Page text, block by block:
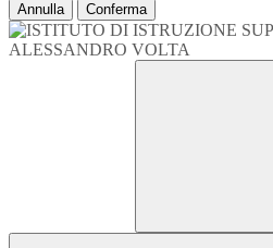
Annulla Conferma